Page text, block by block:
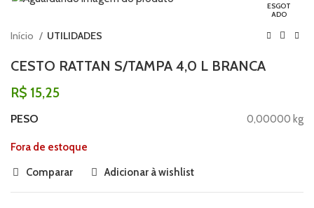
ESGOT
ADO
Início UTILIDADES
CESTO RATTAN S/TAMPA 4,0 L BRANCA
R$ 15,25
PESO 0,00000 kg
Fora de estoque
Comparar
Adicionar à wishlist